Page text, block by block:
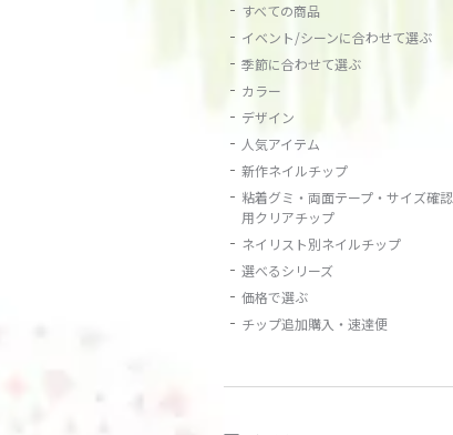
すべての商品
イベント/シーンに合わせて選ぶ
季節に合わせて選ぶ
カラー
デザイン
人気アイテム
新作ネイルチップ
粘着グミ・両面テープ・サイズ確認
用クリアチップ
ネイリスト別ネイルチップ
選べるシリーズ
価格で選ぶ
チップ追加購入・速達便